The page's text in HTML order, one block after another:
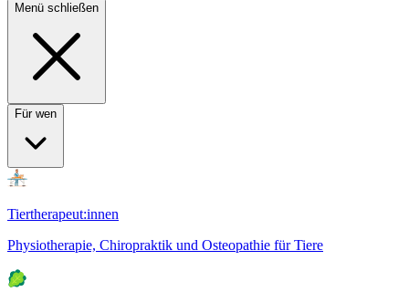
Menü schließen
Für wen
Tiertherapeut:innen
Physiotherapie, Chiropraktik und Osteopathie für Tiere